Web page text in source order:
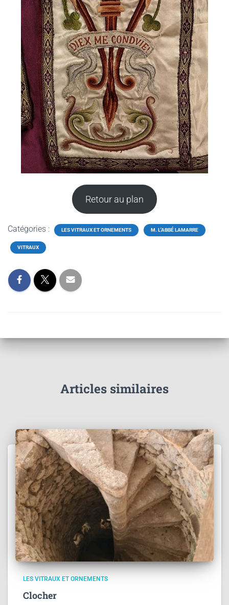
Retour au plan
Catégories : LES VITRAUX ET ORNEMENTS M. L'ABBÉ LAMARRE
VITRAUX
Articles similaires
LES VITRAUX ET ORNEMENTS
Clocher